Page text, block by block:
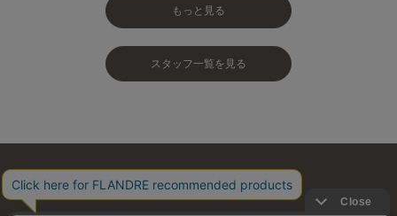
もっと見る
スタッフ一覧を見る